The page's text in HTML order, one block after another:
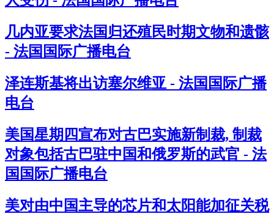
几内亚要求法国归还殖民时期文物和遗骸
- 法国国际广播电台
泽连斯基将出访塞尔维亚 - 法国国际广播
电台
美国星期四宣布对古巴实施新制裁, 制裁
对象包括古巴驻中国和俄罗斯的武官 - 法
国国际广播电台
美对由中国主导的芯片和太阳能加征关税